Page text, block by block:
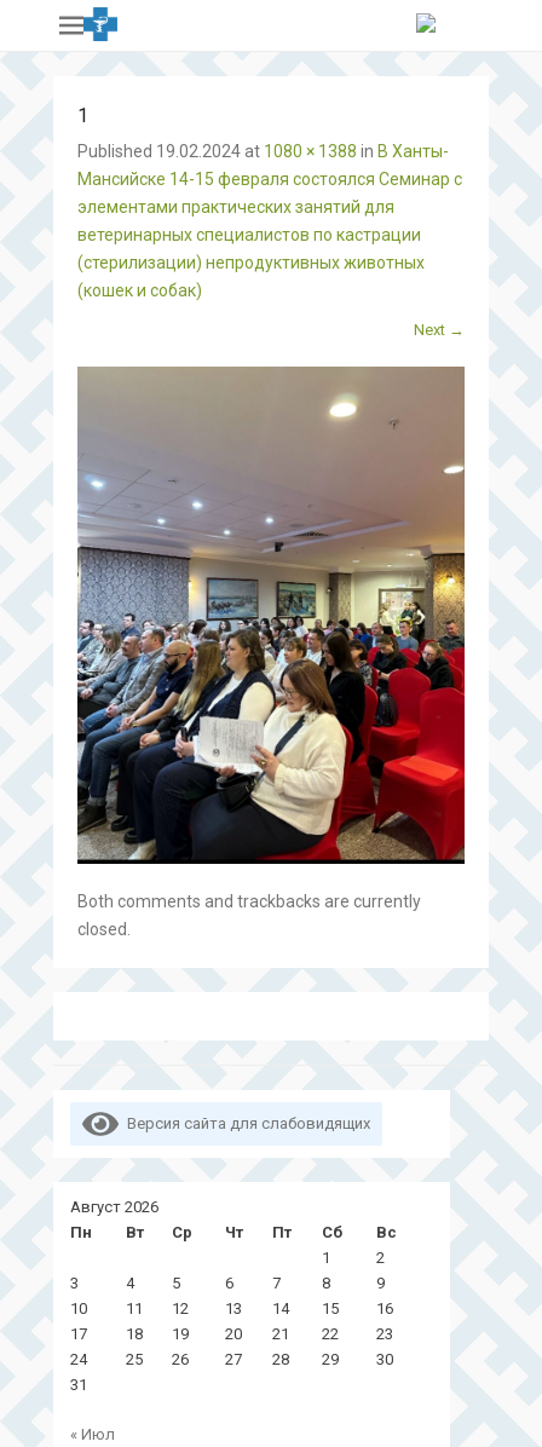
1
Published 19.02.2024 at 1080 × 1388 in В Ханты-
Мансийске 14-15 февраля состоялся Семинар с
элементами практических занятий для
ветеринарных специалистов по кастрации
(стерилизации) непродуктивных животных
(кошек и собак)
Next →
Both comments and trackbacks are currently
closed.
Версия сайта для слабовидящих
Август 2026
Пн
Вт Ср Чт Пт Сб
Вс
1
2
3
4 5 6 7 8
9
10
11 12 13 14 15
16
17
18 19 20 21 22
23
24
25 26 27 28 29
30
31
« Июл